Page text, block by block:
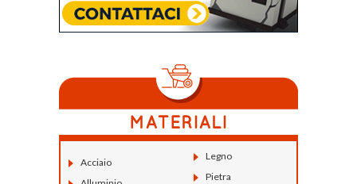
Acciaio
Legno
Pietra